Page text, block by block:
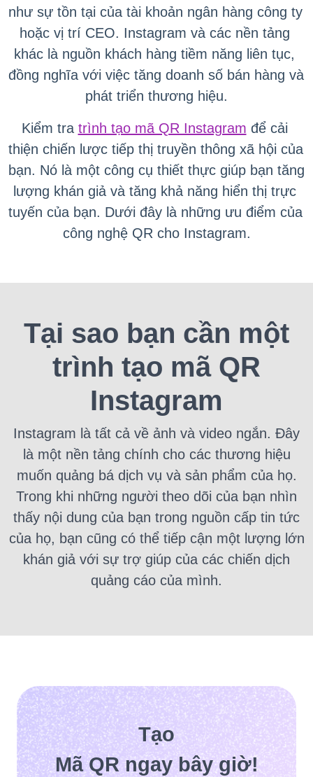
như sự tồn tại của tài khoản ngân hàng công ty
hoặc vị trí CEO. Instagram và các nền tảng
khác là nguồn khách hàng tiềm năng liên tục,
đồng nghĩa với việc tăng doanh số bán hàng và
phát triển thương hiệu.
Kiểm tra trình tạo mã QR Instagram để cải
thiện chiến lược tiếp thị truyền thông xã hội của
bạn. Nó là một công cụ thiết thực giúp bạn tăng
lượng khán giả và tăng khả năng hiển thị trực
tuyến của bạn. Dưới đây là những ưu điểm của
công nghệ QR cho Instagram.
Tại sao bạn cần một
trình tạo mã QR
Instagram
Instagram là tất cả về ảnh và video ngắn. Đây
là mộtnền tảng chính cho các thương hiệu
muốn quảng bá dịch vụ và sản phẩm của họ.
Trong khi những người theo dõi của bạn nhìn
thấy nội dung của bạn trong nguồn cấp tin tức
của họ, bạn cũng có thể tiếp cận một lượng lớn
khán giả với sự trợ giúp của các chiến dịch
quảng cáo của mình.
Tạo
Mã QR ngay bây giờ!